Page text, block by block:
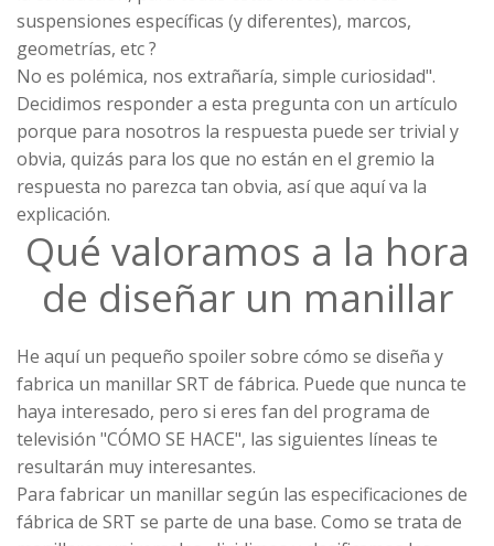
suspensiones específicas (y diferentes), marcos,
geometrías, etc ?
No es polémica, nos extrañaría, simple curiosidad".
Decidimos responder a esta pregunta con un artículo
porque para nosotros la respuesta puede ser trivial y
obvia, quizás para los que no están en el gremio la
respuesta no parezca tan obvia, así que aquí va la
explicación.
Qué valoramos a la hora
de diseñar un manillar
He aquí un pequeño spoiler sobre cómo se diseña y
fabrica un manillar SRT de fábrica. Puede que nunca te
haya interesado, pero si eres fan del programa de
televisión "CÓMO SE HACE", las siguientes líneas te
resultarán muy interesantes.
Para fabricar un manillar según las especificaciones de
fábrica de SRT se parte de una base. Como se trata de